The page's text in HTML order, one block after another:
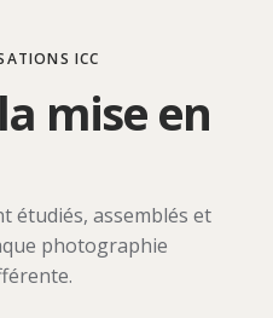
ICC
mise en
étudiés, assemblés et
photographie